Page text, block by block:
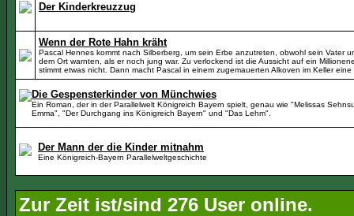
Der Kinderkreuzzug
Wenn der Rote Hahn kräht
Pascal Hennes kommt nach Silberberg, um sein Erbe anzutreten, obwohl sein Vater
dem Ort warnten, als er noch jung war. Zu verlockend ist die Aussicht auf ein
stimmt etwas nicht. Dann macht Pascal in einem zugemauerten Alkoven im Keller
Die Gespensterkinder von Münchwies
Ein Roman, der in der Parallelwelt Königreich Bayern spielt, genau wie "Melissas
Emma", "Der Durchgang ins Königreich Bayern" und "Das Lehm".
Der Mann der die Kinder mitnahm
Eine Königreich-Bayern Parallelweltgeschichte
Zur Zeit ist/sind 276 User online.